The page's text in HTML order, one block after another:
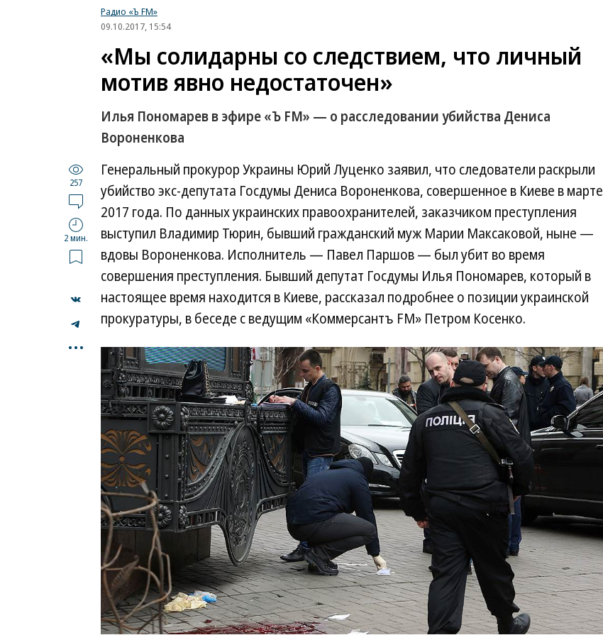
Радио «Ъ FM»
09.10.2017, 15:54
«Мы солидарны со следствием, что личный
мотив явно недостаточен»
Илья Пономарев в эфире «Ъ FM» — о расследовании убийства Дениса
Вороненкова
257
2 мин.
...
Генеральный прокурор Украины Юрий Луценко заявил, что следователи раскрыли
убийство экс-депутата Госдумы Дениса Вороненкова, совершенное в Киеве в марте
2017 года. По данных украинских правоохранителей, заказчиком преступления
выступил Владимир Тюрин, бывший гражданский муж Марии Максаковой, ныне —
вдовы Вороненкова. Исполнитель — Павел Паршов — был убит во время
совершения преступления. Бывший депутат Госдумы Илья Пономарев, который в
настоящее время находится в Киеве, рассказал подробнее о позиции украинской
прокуратуры, в беседе с ведущим «Коммерсантъ FM» Петром Косенко.